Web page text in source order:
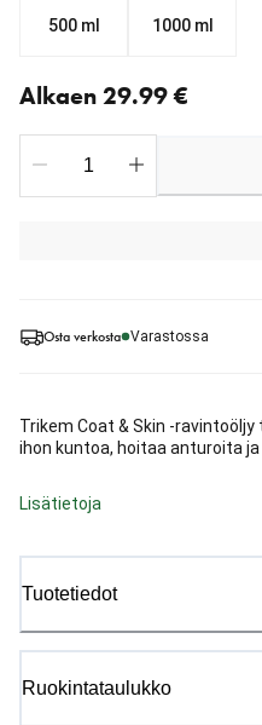
Osta verkosta Varastossa
Trikem Coat & Skin -
ihon kuntoa, hoitaa anturoita
Lisätietoja
Tuotetiedot
Ruokintataulukko
500 ml
1000 ml
Alkaen 29.99 €